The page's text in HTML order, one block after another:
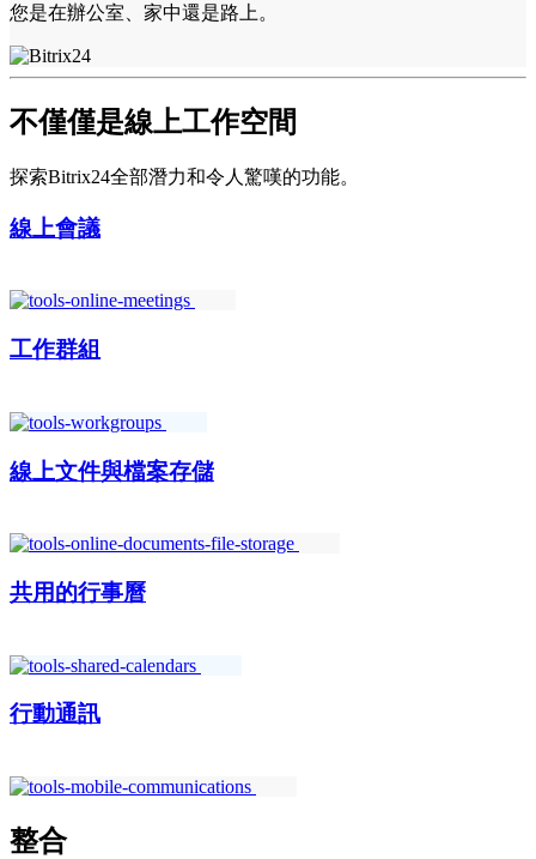
您是在辦公室、家中還是路上。
不僅僅是線上工作空間
探索Bitrix24全部潛力和令人驚嘆的功能。
線上會議
工作群組
線上文件與檔案存儲
共用的行事曆
行動通訊
整合